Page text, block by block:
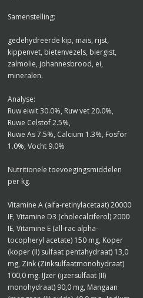
Samenstelling:
gedehydreerde kip, mais, rijst,
kippenvet, bietenvezels, biergist,
zalmolie, johannesbrood, ei,
mineralen.
Analyse:
Ruw eiwit 30.0%, Ruw vet 20.0%,
Ruwe Celstof 2.5%,
Ruwe As 7.5%, Calcium 1.3%, Fosfor
1.0%, Vocht 9.0%
Nutritionele toevoegingsmiddelen
per kg.
Vitamine A (alfa-retinylacetaat) 20000
IE, Vitamine D3 (cholecalciferol) 2000
IE, Vitamine E (all-rac alpha-
tocopheryl acetate) 150 mg, Koper
(koper (II) sulfaat pentahydraat) 13,0
mg, Zink (Zinksulfaatmonohydraat)
100,0 mg. IJzer (ijzersulfaat (II)
monohydraat) 90,0 mg, Mangaan